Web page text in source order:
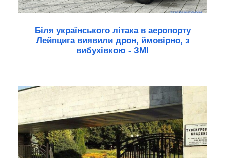
Біля українського літака в аеропорту
Лейпцига виявили дрон, ймовірно, з
вибухівкою - ЗМІ